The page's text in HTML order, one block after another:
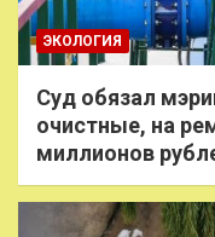
ЭКОЛОГИЯ
Суд обязал
очистные, на
миллионов